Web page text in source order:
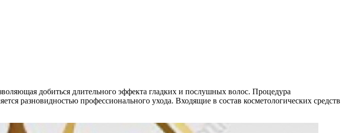
добиться длительного эффекта гладких и послушных волос. Процедура
разновидностью профессионального ухода. Входящие в состав косметологических средств